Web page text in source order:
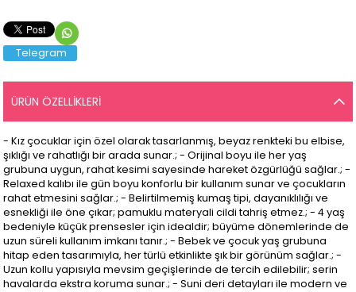
Telegram
ÜRÜN ÖZELLIKLERI
- Kız çocuklar için özel olarak tasarlanmış, beyaz renkteki bu elbise,
şıklığı ve rahatlığı bir arada sunar.; - Orijinal boyu ile her yaş
grubuna uygun, rahat kesimi sayesinde hareket özgürlüğü sağlar.; -
Relaxed kalıbı ile gün boyu konforlu bir kullanım sunar ve çocukların
rahat etmesini sağlar.; - Belirtilmemiş kumaş tipi, dayanıklılığı ve
esnekliği ile öne çıkar; pamuklu materyali cildi tahriş etmez.; - 4 yaş
bedeniyle küçük prensesler için idealdir; büyüme dönemlerinde de
uzun süreli kullanım imkanı tanır.; - Bebek ve çocuk yaş grubuna
hitap eden tasarımıyla, her türlü etkinlikte şık bir görünüm sağlar.; -
Uzun kollu yapısıyla mevsim geçişlerinde de tercih edilebilir; serin
havalarda ekstra koruma sunar.; - Suni deri detayları ile modern ve